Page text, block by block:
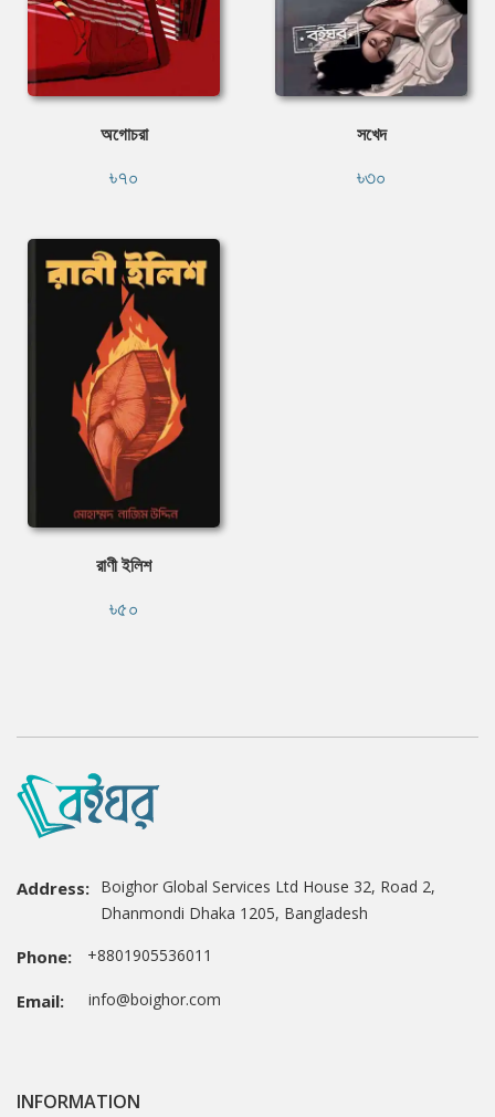
অগোচরা
৳৭০
সখেদ
৳৩০
রাণী ইলিশ
৳৫০
Address: Boighor Global Services Ltd House 32, Road 2,
Dhanmondi Dhaka 1205, Bangladesh
Phone: +8801905536011
Email: info@boighor.com
INFORMATION